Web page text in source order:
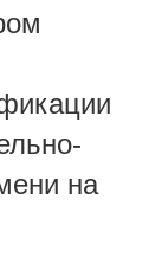
на